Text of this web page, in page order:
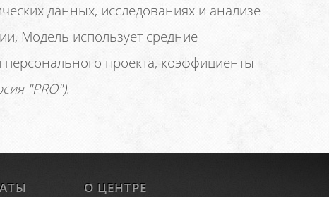
данных, исследованиях и анализе
Модель использует средние
проекта, коэффициенты
"PRO").
О ЦЕНТРЕ